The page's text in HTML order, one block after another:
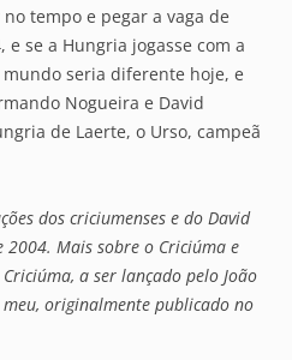
tempo e pegar a vaga de
e se a Hungria jogasse com a
seria diferente hoje, e
Nogueira e David
de Laerte, o Urso, campeã
dos criciumenses e do David
Mais sobre o Criciúma e
a ser lançado pelo João
originalmente publicado no